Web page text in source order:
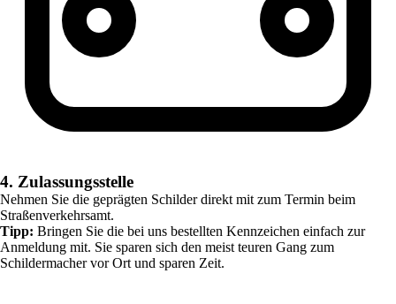
4. Zulassungsstelle
Nehmen Sie die geprägten Schilder direkt mit zum Termin beim
Straßenverkehrsamt.
Tipp: Bringen Sie die bei uns bestellten Kennzeichen einfach zur
Anmeldung mit. Sie sparen sich den meist teuren Gang zum
Schildermacher vor Ort und sparen Zeit.